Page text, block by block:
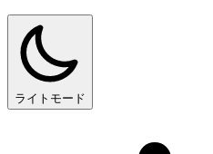
ライトモード